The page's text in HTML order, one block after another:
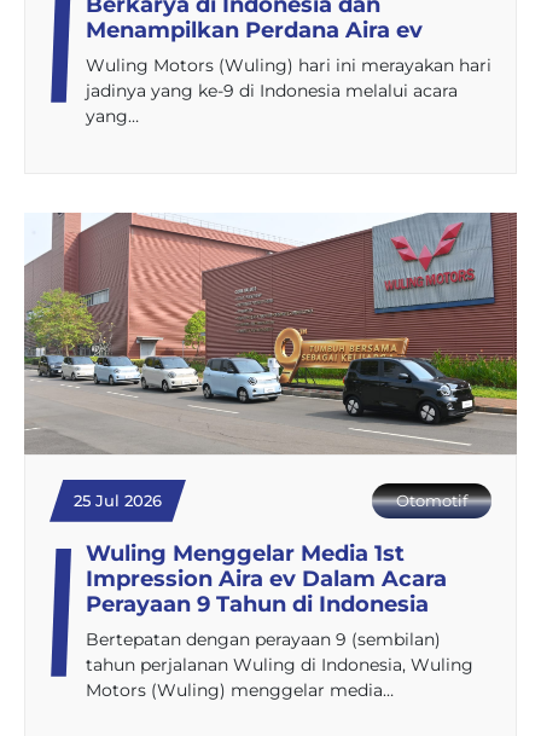
Menampilkan Perdana Aira ev
Wuling Motors (Wuling) hari ini merayakan hari
jadinya yang ke-9 di Indonesia melalui acara
yang…
25 Jul 2026 Otomotif
Wuling Menggelar Media 1st
Impression Aira ev Dalam Acara
Perayaan 9 Tahun di Indonesia
Bertepatan dengan perayaan 9 (sembilan)
tahun perjalanan Wuling di Indonesia, Wuling
Motors (Wuling) menggelar media…